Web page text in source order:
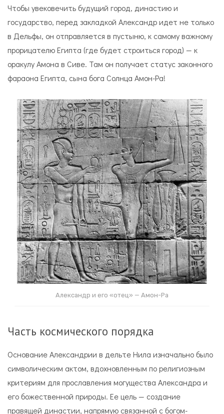
Чтобы увековечить будущий город, династию и
государство, перед закладкой Александр идет не только
в Дельфы, он отправляется в пустыню, к самому важному
прорицателю Египта (где будет строиться город) — к
оракулу Амона в Сиве. Там он получает статус законного
фараона Египта, сына бога Солнца Амон-Ра!
Александр и его «отец» — Амон-Ра
Часть космического порядка
Основание Александрии в дельте Нила изначально было
символическим актом, вдохновленным по религиозным
критериям для прославления могущества Александра и
его божественной природы. Ее цель — создание
правящей династии, напрямую связанной с богом-